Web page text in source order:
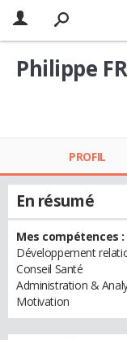
Philippe
PROFIL
En résumé
Mes compétences :
Développement
Conseil Santé
Administration &
Motivation